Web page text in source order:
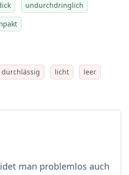
undurchdringlich
durchlässig licht
leer
man problemlos auch